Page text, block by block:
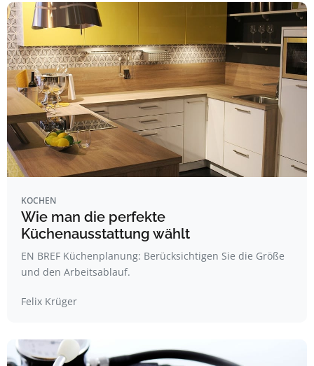
KOCHEN
Wie man die perfekte
Küchenausstattung wählt
EN BREF Küchenplanung: Berücksichtigen Sie die Größe
und den Arbeitsablauf.
Felix Krüger